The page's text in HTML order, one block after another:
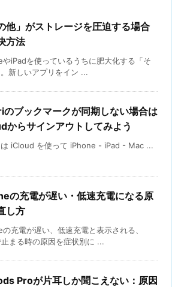
他」がストレージを圧迫する場合
方法
やiPadを使っているうちに肥大化する「そ
新しいアプリをイン ...
のブックマークが同期しない場合は
からサインアウトしてみよう
iCloud を使って iPhone - iPad - Mac ...
の充電が遅い・低速充電になる原
し方
充電が遅い、低速充電と表示される、
まる時の原因を症状別に ...
Proが片耳しか聞こえない：原因